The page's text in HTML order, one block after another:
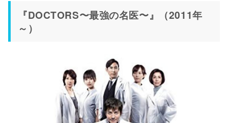
『DOCTORS〜最強の名医〜』（2011年
～）